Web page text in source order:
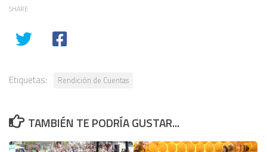
SHARE
Etiquetas: Rendición de Cuentas
TAMBIÉN TE PODRÍA GUSTAR...